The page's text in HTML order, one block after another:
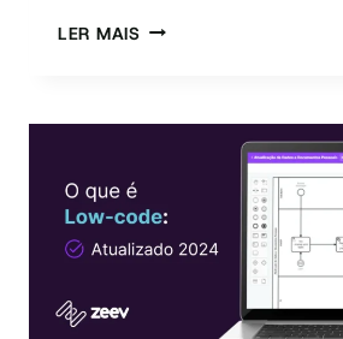
LER MAISREDUÇÃO
AUTOMATIZAÇÃO
DE